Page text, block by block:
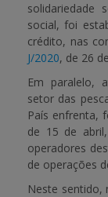
solidariedade
social, foi
crédito, nas
J/2020, de 26
Em paralelo,
setor das
País enfrenta,
de 15 de
operadores
de operações
Neste sentido,